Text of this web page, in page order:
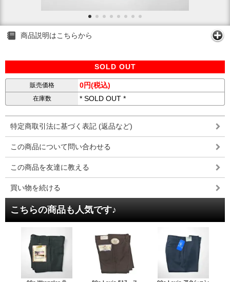
商品説明はこちらから
SOLD OUT
販売価格 0円(税込)
在庫数 * SOLD OUT *
特定商取引法に基づく表記 (返品など)
この商品について問い合わせる
この商品を友達に教える
買い物を続ける
こちらの商品も人気です♪